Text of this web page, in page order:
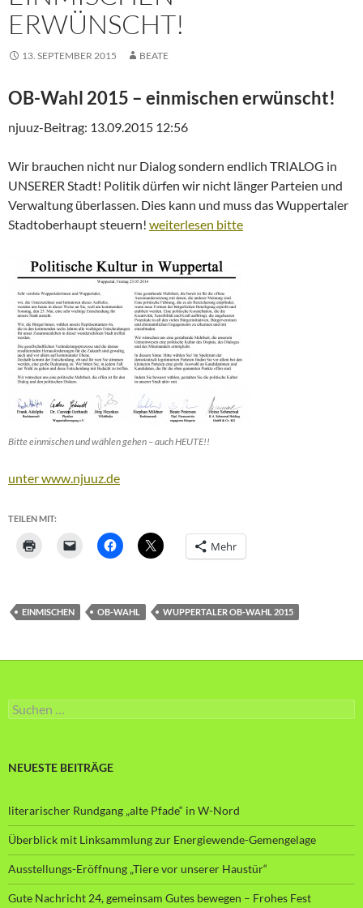
ERWÜNSCHT!
13. SEPTEMBER 2015 BEATE
OB-Wahl 2015 – einmischen erwünscht!
njuuz-Beitrag: 13.09.2015 12:56
Wir brauchen nicht nur Dialog sondern endlich TRIALOG in
UNSERER Stadt! Politik dürfen wir nicht länger Parteien und
Verwaltung überlassen. Dies kann und muss das Wuppertaler
Stadtoberhaupt steuern! weiterlesen bitte
Bitte einmischen und wählen gehen – auch HEUTE!!
unter www.njuuz.de
TEILEN MIT:
Mehr
EINMISCHEN OB-WAHL WUPPERTALER OB-WAHL 2015
Suche
nach:
NEUESTE BEITRÄGE
literarischer Rundgang „alte Pfade“ in W-Nord
Überblick mit Linksammlung zur Energiewende-Gemengelage
Ausstellungs-Eröffnung „Tiere vor unserer Haustür“
Gute Nachricht 24, gemeinsam Gutes bewegen – Frohes Fest